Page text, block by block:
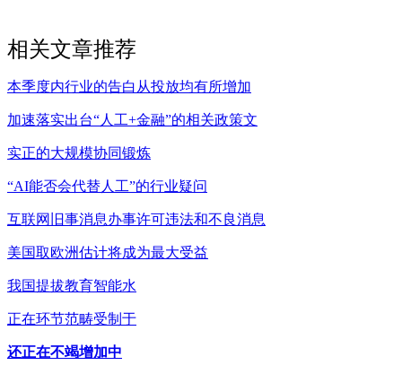
相关文章推荐
本季度内行业的告白从投放均有所增加
加速落实出台“人工+金融”的相关政策文
实正的大规模协同锻炼
“AI能否会代替人工”的行业疑问
互联网旧事消息办事许可违法和不良消息
美国取欧洲估计将成为最大受益
我国提拔教育智能水
正在环节范畴受制于
还正在不竭增加中